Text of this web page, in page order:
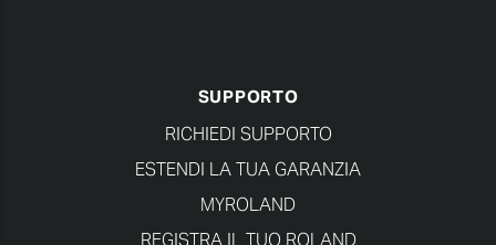
SUPPORTO
RICHIEDI SUPPORTO
ESTENDI LA TUA GARANZIA
MYROLAND
REGISTRA IL TUO ROLAND